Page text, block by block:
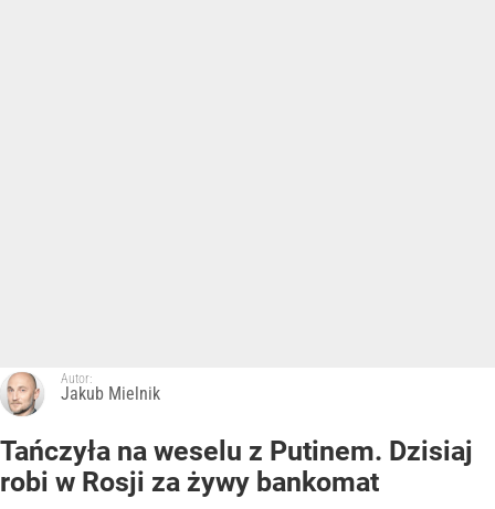
Autor:
Jakub Mielnik
Tańczyła na weselu z Putinem. Dzisiaj
robi w Rosji za żywy bankomat